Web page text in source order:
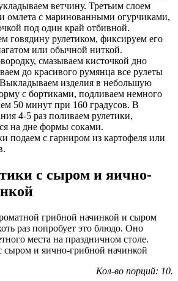
ветчину. Третьим слоем
омлета с маринованными огурчиками,
под один край отбивной.
говядину рулетиком, фиксируем его
или обычной ниткой.
смазываем кисточкой дно
до красивого румянца все рулеты
Выкладываем изделия в небольшую
с бортиками, подливаем немного
50 минут при 160 градусов. В
4-5 раз поливаем рулетики,
на дне формы соками.
подаем с гарниром из картофеля или
с сыром и яично-
грибной начинкой и сыром
раз попробует это блюдо. Оно
места на праздничном столе.
Кол-во порций: 10.